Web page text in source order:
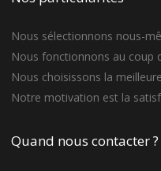
Nous sélectionnons nous-
Nous fonctionnons au coup
Nous choisissons la
Notre motivation est la
Quand nous contacter ?